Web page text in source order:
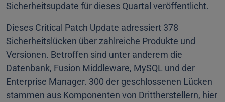
Sicherheitsupdate für dieses Quartal veröffentlicht.
Dieses Critical Patch Update adressiert 378
Sicherheitslücken über zahlreiche Produkte und
Versionen. Betroffen sind unter anderem die
Datenbank, Fusion Middleware, MySQL und der
Enterprise Manager. 300 der geschlossenen Lücken
stammen aus Komponenten von Drittherstellern, hier